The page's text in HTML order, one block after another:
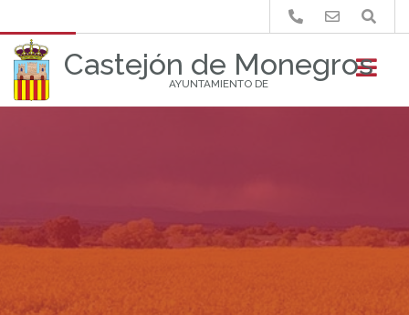
Castejón de Monegros
AYUNTAMIENTO DE
Buscar